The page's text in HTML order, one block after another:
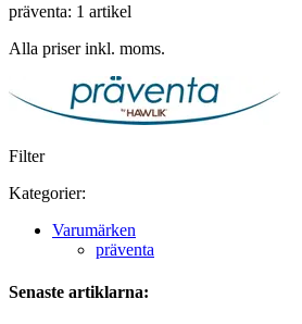
präventa: 1 artikel
Alla priser inkl. moms.
Filter
Kategorier:
Varumärken
präventa
Senaste artiklarna: